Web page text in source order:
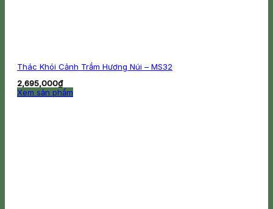
Thác Khói Cảnh Trầm Hương Núi – MS32
2,695,000₫
Xem sản phẩm